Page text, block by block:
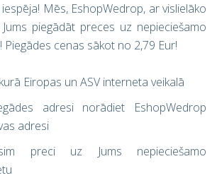
iespēja! Mēs, EshopWedrop, ar vislielāko
piegādāt preces uz nepieciešamo
Piegādes cenas sākot no 2,79 Eur!
Eiropas un ASV interneta veikalā
adresi norādiet EshopWedrop
adresi
preci uz Jums nepieciešamo